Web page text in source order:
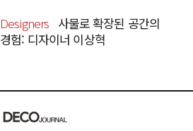
Designers 사물로 확장된 공간의
경험: 디자이너 이상혁